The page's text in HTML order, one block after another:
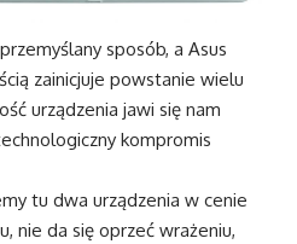
sposób, a Asus
zainicjuje powstanie wielu
urządzenia jawi się nam
kompromis
tu dwa urządzenia w cenie
da się oprzeć wrażeniu,